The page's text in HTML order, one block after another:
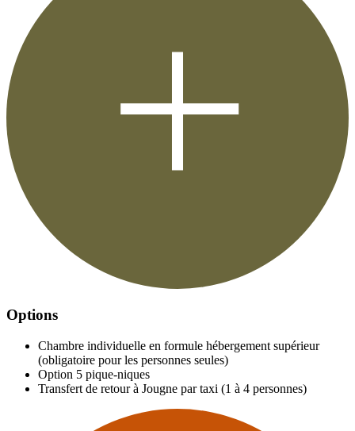
Options
Chambre individuelle en formule hébergement supérieur
(obligatoire pour les personnes seules)
Option 5 pique-niques
Transfert de retour à Jougne par taxi (1 à 4 personnes)